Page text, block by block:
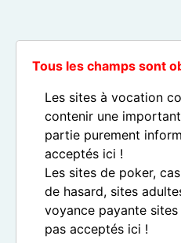
Tous les champs sont
Les sites à vocation
contenir une
partie purement
acceptés ici !
Les sites de poker,
de hasard, sites
voyance payante
pas acceptés ici !